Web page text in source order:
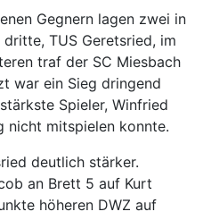
Gegnern lagen zwei in
TUS Geretsried, im
traf der SC Miesbach
war ein Sieg dringend
Spieler, Winfried
nicht mitspielen konnte.
deutlich stärker.
an Brett 5 auf Kurt
höheren DWZ auf